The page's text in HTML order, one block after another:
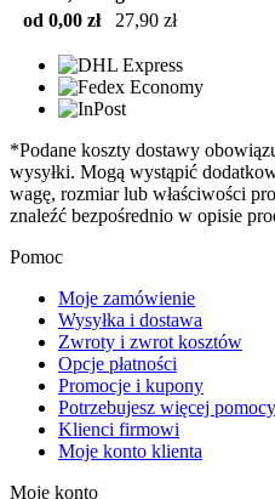
od 0,00 zł
27,90 zł
*Podane koszty dostawy
wysyłki. Mogą wystąpić
wagę, rozmiar lub właściwości
znaleźć bezpośrednio w opisie
Pomoc
Moje zamówienie
Wysyłka i dostawa
Zwroty i zwrot kosztów
Opcje płatności
Promocje i kupony
Potrzebujesz więcej
Klienci firmowi
Moje konto klienta
Moje konto